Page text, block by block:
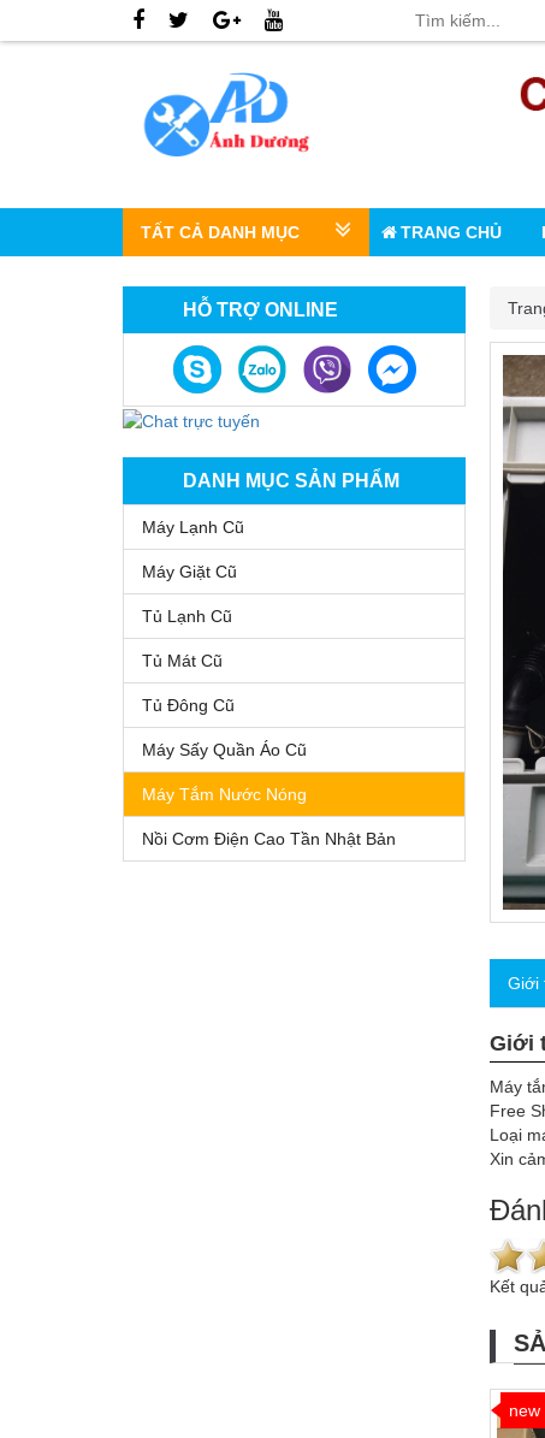
TẤT CẢ DANH MỤC TRANG CHỦ
HỖ TRỢ ONLINE
DANH MỤC SẢN PHẨM
Máy Lạnh Cũ
Máy Giặt Cũ
Tủ Lạnh Cũ
Tủ Mát Cũ
Tủ Đông Cũ
Máy Sấy Quần Áo Cũ
Máy Tắm Nước Nóng
Nồi Cơm Điện Cao Tần Nhật Bản
Giới
Giới
Máy
Free
Loại
Xin
Kết
new